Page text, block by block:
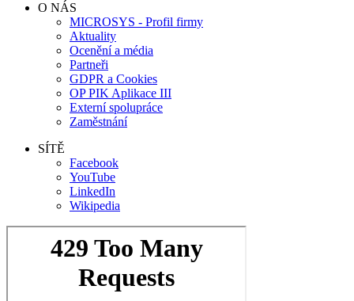
O NÁS
MICROSYS - Profil firmy
Aktuality
Ocenění a média
Partneři
GDPR a Cookies
OP PIK Aplikace III
Externí spolupráce
Zaměstnání
SÍTĚ
Facebook
YouTube
LinkedIn
Wikipedia